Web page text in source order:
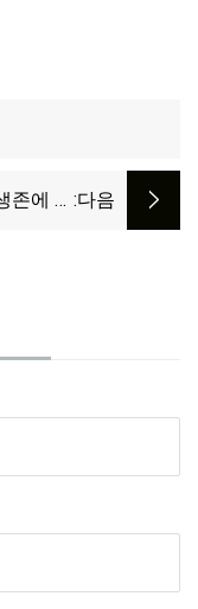
존에 있 :다음